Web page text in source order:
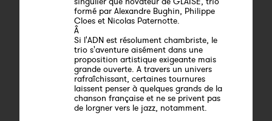
formé par Alexandre Bughin, Philippe
Cloes et Nicolas Paternotte.
Â
Si l'ADN est résolument chambriste, le
trio s'aventure aisément dans une
proposition artistique exigeante mais
grande ouverte. A travers un univers
rafraîchissant, certaines tournures
laissent penser à quelques grands de la
chanson française et ne se privent pas
de lorgner vers le jazz, notamment.